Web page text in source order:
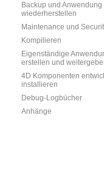
Backup und Anwendung
wiederherstellen
Maintenance und
Kompilieren
Eigenständige
erstellen und
4D Komponenten
installieren
Debug-Logbücher
Anhänge